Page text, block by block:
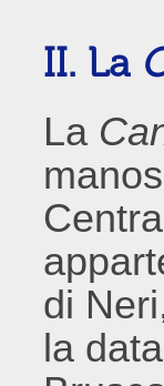
II. La
La
di
la